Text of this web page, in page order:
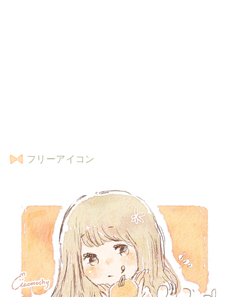
フリーアイコン